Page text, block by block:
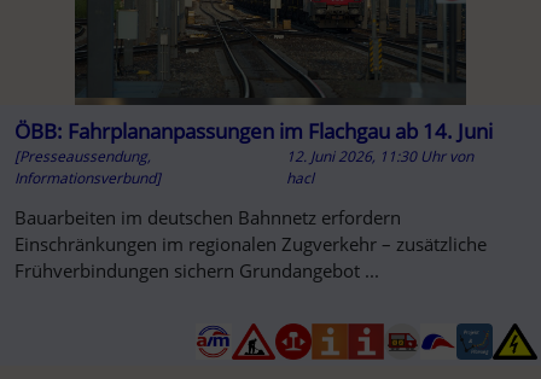
ÖBB: Fahrplananpassungen im Flachgau ab 14. Juni
[Presseaussendung,
Informationsverbund]
12. Juni 2026, 11:30 Uhr von
hacl
Bauarbeiten im deutschen Bahnnetz erfordern
Einschränkungen im regionalen Zugverkehr – zusätzliche
Frühverbindungen sichern Grundangebot ...